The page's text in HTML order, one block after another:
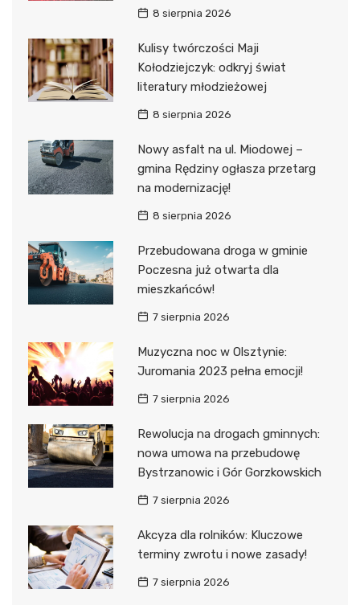
8 sierpnia 2026
Kulisy twórczości Maji
Kołodziejczyk: odkryj świat
literatury młodzieżowej
8 sierpnia 2026
Nowy asfalt na ul. Miodowej –
gmina Rędziny ogłasza przetarg
na modernizację!
8 sierpnia 2026
Przebudowana droga w gminie
Poczesna już otwarta dla
mieszkańców!
7 sierpnia 2026
Muzyczna noc w Olsztynie:
Juromania 2023 pełna emocji!
7 sierpnia 2026
Rewolucja na drogach gminnych:
nowa umowa na przebudowę
Bystrzanowic i Gór Gorzkowskich
7 sierpnia 2026
Akcyza dla rolników: Kluczowe
terminy zwrotu i nowe zasady!
7 sierpnia 2026